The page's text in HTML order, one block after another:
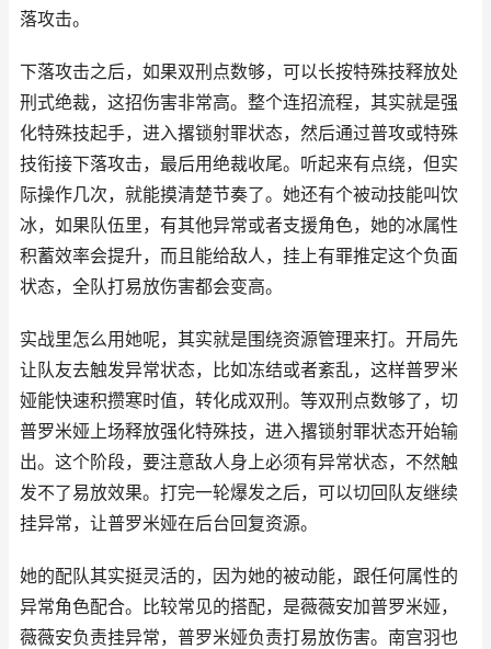
落攻击。
下落攻击之后，如果双刑点数够，可以长按特殊技释放处
刑式绝裁，这招伤害非常高。整个连招流程，其实就是强
化特殊技起手，进入撂锁射罪状态，然后通过普攻或特殊
技衔接下落攻击，最后用绝裁收尾。听起来有点绕，但实
际操作几次，就能摸清楚节奏了。她还有个被动技能叫饮
冰，如果队伍里，有其他异常或者支援角色，她的冰属性
积蓄效率会提升，而且能给敌人，挂上有罪推定这个负面
状态，全队打易放伤害都会变高。
实战里怎么用她呢，其实就是围绕资源管理来打。开局先
让队友去触发异常状态，比如冻结或者紊乱，这样普罗米
娅能快速积攒寒时值，转化成双刑。等双刑点数够了，切
普罗米娅上场释放强化特殊技，进入撂锁射罪状态开始输
出。这个阶段，要注意敌人身上必须有异常状态，不然触
发不了易放效果。打完一轮爆发之后，可以切回队友继续
挂异常，让普罗米娅在后台回复资源。
她的配队其实挺灵活的，因为她的被动能，跟任何属性的
异常角色配合。比较常见的搭配，是薇薇安加普罗米娅，
薇薇安负责挂异常，普罗米娅负责打易放伤害。南宫羽也